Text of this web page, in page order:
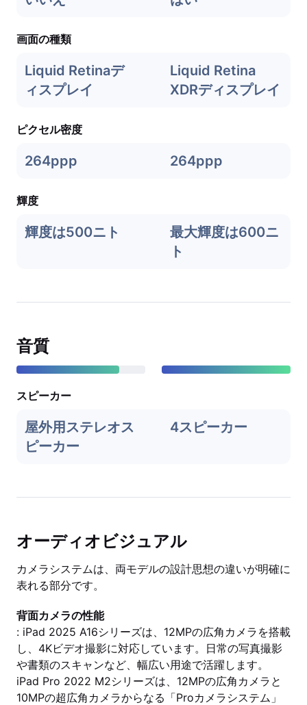
画面の種類
Liquid Retinaデ
ィスプレイ
Liquid Retina
XDRディスプレイ
ピクセル密度
264ppp 264ppp
輝度
輝度は500ニト
最大輝度は600ニ
ト
音質
スピーカー
屋外用ステレオス
ピーカー
4スピーカー
オーディオビジュアル
カメラシステムは、両モデルの設計思想の違いが明確に
表れる部分です。
背面カメラの性能
: iPad 2025 A16シリーズは、12MPの広角カメラを搭載
し、4Kビデオ撮影に対応しています。日常の写真撮影
や書類のスキャンなど、幅広い用途で活躍します。
iPad Pro 2022 M2シリーズは、12MPの広角カメラと
10MPの超広角カメラからなる「Proカメラシステム」